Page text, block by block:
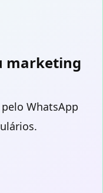
marketing
WhatsApp